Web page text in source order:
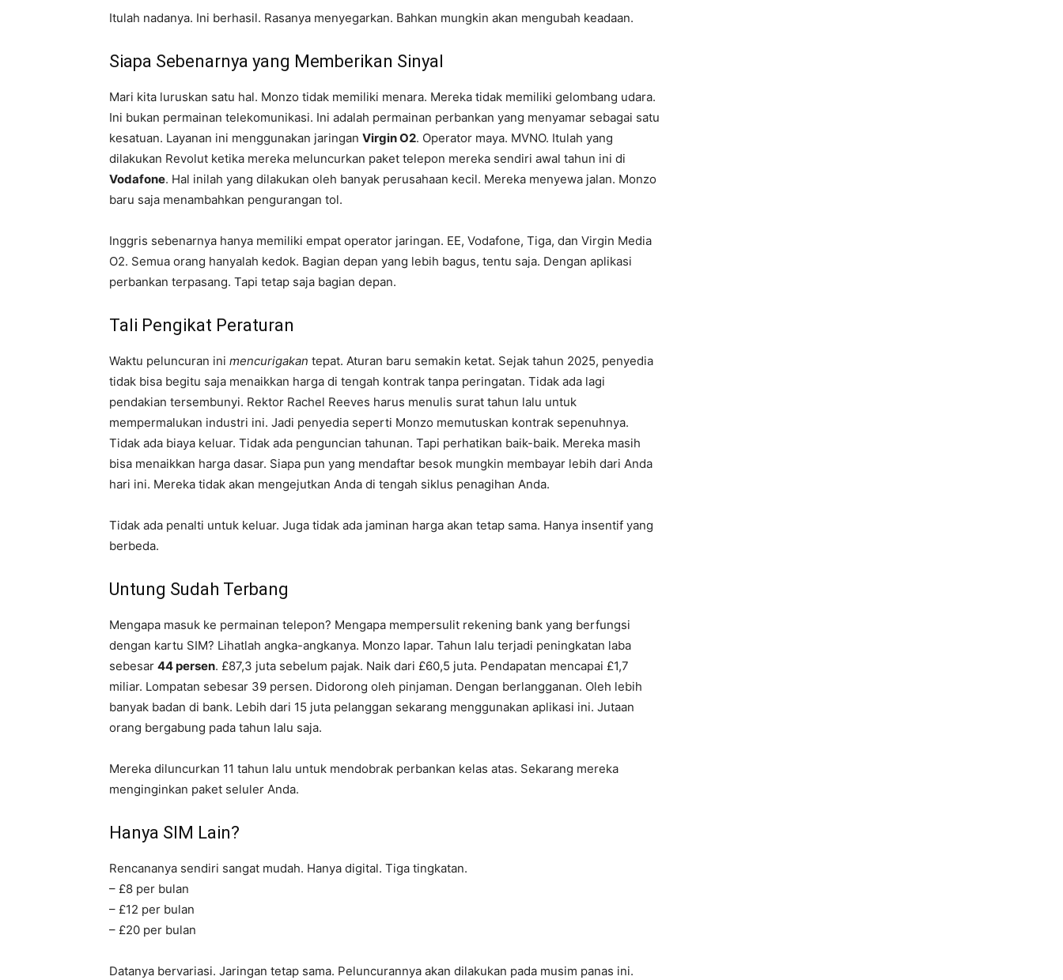
Itulah nadanya. Ini berhasil. Rasanya menyegarkan. Bahkan mungkin akan mengubah keadaan.
Siapa Sebenarnya yang Memberikan Sinyal
Mari kita luruskan satu hal. Monzo tidak memiliki menara. Mereka tidak memiliki gelombang udara.
Ini bukan permainan telekomunikasi. Ini adalah permainan perbankan yang menyamar sebagai satu
kesatuan. Layanan ini menggunakan jaringan Virgin O2. Operator maya. MVNO. Itulah yang
dilakukan Revolut ketika mereka meluncurkan paket telepon mereka sendiri awal tahun ini di
Vodafone. Hal inilah yang dilakukan oleh banyak perusahaan kecil. Mereka menyewa jalan. Monzo
baru saja menambahkan pengurangan tol.
Inggris sebenarnya hanya memiliki empat operator jaringan. EE, Vodafone, Tiga, dan Virgin Media
O2. Semua orang hanyalah kedok. Bagian depan yang lebih bagus, tentu saja. Dengan aplikasi
perbankan terpasang. Tapi tetap saja bagian depan.
Tali Pengikat Peraturan
Waktu peluncuran ini mencurigakan tepat. Aturan baru semakin ketat. Sejak tahun 2025, penyedia
tidak bisa begitu saja menaikkan harga di tengah kontrak tanpa peringatan. Tidak ada lagi
pendakian tersembunyi. Rektor Rachel Reeves harus menulis surat tahun lalu untuk
mempermalukan industri ini. Jadi penyedia seperti Monzo memutuskan kontrak sepenuhnya.
Tidak ada biaya keluar. Tidak ada penguncian tahunan. Tapi perhatikan baik-baik. Mereka masih
bisa menaikkan harga dasar. Siapa pun yang mendaftar besok mungkin membayar lebih dari Anda
hari ini. Mereka tidak akan mengejutkan Anda di tengah siklus penagihan Anda.
Tidak ada penalti untuk keluar. Juga tidak ada jaminan harga akan tetap sama. Hanya insentif yang
berbeda.
Untung Sudah Terbang
Mengapa masuk ke permainan telepon? Mengapa mempersulit rekening bank yang berfungsi
dengan kartu SIM? Lihatlah angka-angkanya. Monzo lapar. Tahun lalu terjadi peningkatan laba
sebesar 44 persen. £87,3 juta sebelum pajak. Naik dari £60,5 juta. Pendapatan mencapai £1,7
miliar. Lompatan sebesar 39 persen. Didorong oleh pinjaman. Dengan berlangganan. Oleh lebih
banyak badan di bank. Lebih dari 15 juta pelanggan sekarang menggunakan aplikasi ini. Jutaan
orang bergabung pada tahun lalu saja.
Mereka diluncurkan 11 tahun lalu untuk mendobrak perbankan kelas atas. Sekarang mereka
menginginkan paket seluler Anda.
Hanya SIM Lain?
Rencananya sendiri sangat mudah. Hanya digital. Tiga tingkatan.
– £8 per bulan
– £12 per bulan
– £20 per bulan
Datanya bervariasi. Jaringan tetap sama. Peluncurannya akan dilakukan pada musim panas ini.